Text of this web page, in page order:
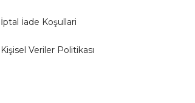
İptal İade Koşullari
Kişisel Veriler Politikası